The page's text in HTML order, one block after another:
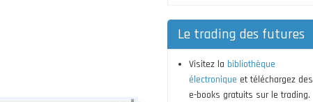
Le trading des futures
Visitez la bibliothèque
électronique et téléchargez des
e-books gratuits sur le trading.